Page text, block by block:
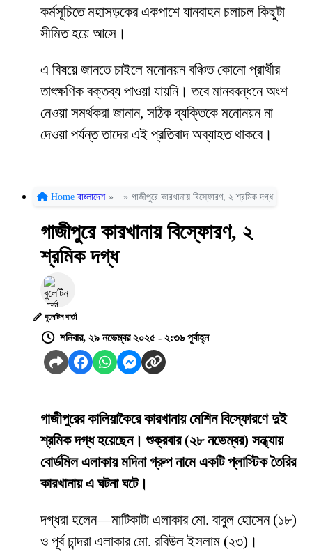
কর্মসূচিতে মহাসড়কের একপাশে যানবাহন চলাচল কিছুটা
সীমিত হয়ে আসে।
এ বিষয়ে জানতে চাইলে মনোনয়ন বঞ্চিত কোনো প্রার্থীর
তাৎক্ষণিক বক্তব্য পাওয়া যায়নি। তবে মানববন্ধনে অংশ
নেওয়া সমর্থকরা জানান, সঠিক ব্যক্তিকে মনোনয়ন না
দেওয়া পর্যন্ত তাদের এই প্রতিবাদ অব্যাহত থাকবে।
Home বাংলাদেশ » » গাজীপুরে কারখানায় বিস্ফোরণ, ২ শ্রমিক দগ্ধ
গাজীপুরে কারখানায় বিস্ফোরণ, ২
শ্রমিক দগ্ধ
বুলেটিন বার্তা
শনিবার, ২৯ নভেম্বর ২০২৫ - ২:৩৬ পূর্বাহ্ন
গাজীপুরের কালিয়াকৈরে কারখানায় মেশিন বিস্ফোরণে দুই
শ্রমিক দগ্ধ হয়েছেন। শুক্রবার (২৮ নভেম্বর) সন্ধ্যায়
বোর্ডমিল এলাকায় মদিনা গ্রুপ নামে একটি প্লাস্টিক তৈরির
কারখানায় এ ঘটনা ঘটে।
দগ্ধরা হলেন—মাটিকাটা এলাকার মো. বাবুল হোসেন (১৮)
ও পূর্ব চান্দরা এলাকার মো. রবিউল ইসলাম (২৩)।